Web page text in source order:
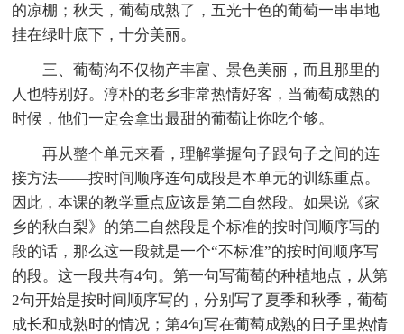
的凉棚；秋天，葡萄成熟了，五光十色的葡萄一串串地
挂在绿叶底下，十分美丽。
三、葡萄沟不仅物产丰富、景色美丽，而且那里的
人也特别好。淳朴的老乡非常热情好客，当葡萄成熟的
时候，他们一定会拿出最甜的葡萄让你吃个够。
再从整个单元来看，理解掌握句子跟句子之间的连
接方法——按时间顺序连句成段是本单元的训练重点。
因此，本课的教学重点应该是第二自然段。如果说《家
乡的秋白梨》的第二自然段是个标准的按时间顺序写的
段的话，那么这一段就是一个“不标准”的按时间顺序写
的段。这一段共有4句。第一句写葡萄的种植地点，从第
2句开始是按时间顺序写的，分别写了夏季和秋季，葡萄
成长和成熟时的情况；第4句写在葡萄成熟的日子里热情